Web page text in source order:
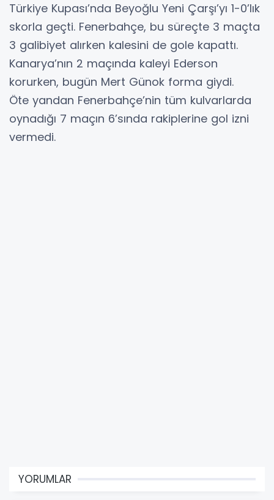
Türkiye Kupası’nda Beyoğlu Yeni Çarşı’yı 1-0’lık
skorla geçti. Fenerbahçe, bu süreçte 3 maçta
3 galibiyet alırken kalesini de gole kapattı.
Kanarya’nın 2 maçında kaleyi Ederson
korurken, bugün Mert Günok forma giydi.
Öte yandan Fenerbahçe’nin tüm kulvarlarda
oynadığı 7 maçın 6’sında rakiplerine gol izni
vermedi.
YORUMLAR